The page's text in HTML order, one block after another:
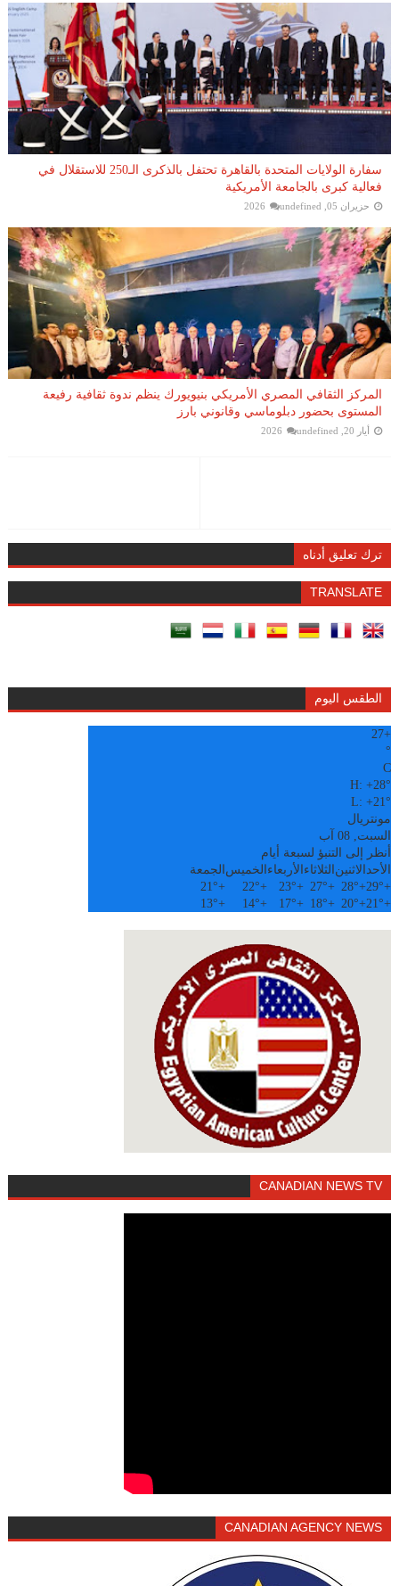
سفارة الولايات المتحدة بالقاهرة تحتفل بالذكرى الـ250 للاستقلال في
فعالية كبرى بالجامعة الأمريكية
حزيران 05, 2026 undefined
المركز الثقافي المصري الأمريكي بنيويورك ينظم ندوة ثقافية رفيعة
المستوى بحضور دبلوماسي وقانوني بارز
أيار 20, 2026 undefined
ترك تعليق أدناه
TRANSLATE
الطقس اليوم
+
27
°
C
H:+28°
L:+21°
مونتريال
السبت, 08 آب
أنظر إلى التنبؤ لسبعة أيام
الأحدالاثنين الثلاثاء الأربعاء الخميس الجمعة
+
29°
+
28°
+
27°
+
23°
+
22°
+
21°
+
21°
+
20°
+
18°
+
17°
+
14°
+
13°
CANADIAN NEWS TV
CANADIAN AGENCY NEWS